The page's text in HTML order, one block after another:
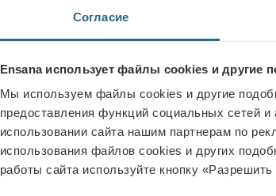
Согласие
Ensana использует файлы cookies и другие
Мы используем файлы cookies и другие
предоставления функций социальных сетей
использовании сайта нашим партнерам по
использования файлов cookies и других
работы сайта используйте кнопку «Разрешить